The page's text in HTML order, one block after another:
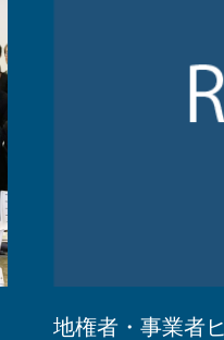
地権者・事業者